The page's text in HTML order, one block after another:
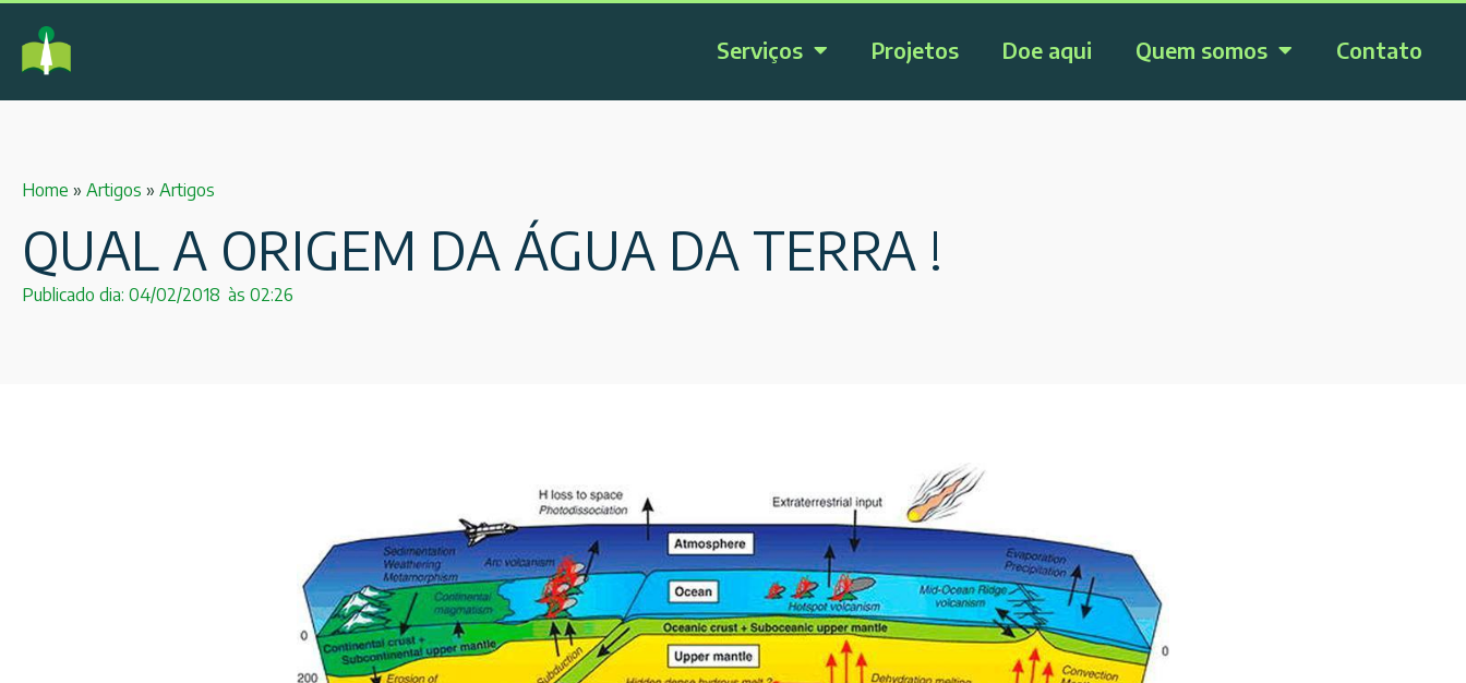
Serviços Projetos Doe aqui Quem somos Contato
Home » Artigos » Artigos
QUAL A ORIGEM DA ÁGUA DA TERRA !
Publicado dia: 04/02/2018 às 02:26